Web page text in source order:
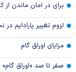
برای در امان ماندن از
لزوم تغییر پارادایم
مزایای اوراق گام
صفر تا صد «اوراق گام»